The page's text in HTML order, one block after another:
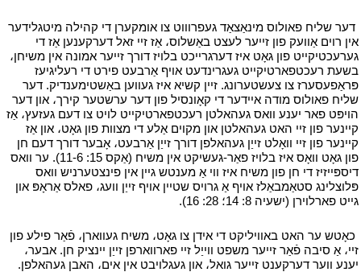
דער שליח פאולוס מינאַצאַד געפרוווט צו אומקערן די קהילה מיטגלידער
אין רוים אַוועק פון זייער לעצט באַשלוס، אַז זיי זאל דערקענען אַז די
גערעכטיקייט פון גאָט איז דערגרייכט בלויז דורך זייער אמונה אין משיחן،
בשעת רעכטפארטיקייט געגרינדעט אויף אַרבעט פירט די רעליגיעז
פּראַפעסערז צו צעשטערונג. זיין קשיא איז געווען באַשטימענדיק. דער
שליח פאולוס מודה איידער די קאָונסיל פון דער ערשטער קירך، און דער
הויפּט פאר יענע וואס געהאלטן רעכטפארטיקייט לויט צו דעם געזעץ، אַז
קיינער פון זיי האט געהאלטן און מקוים אַלע די מצוות פון גאָט، און אַז
קיינער פון זיי וואָלט זייַן געהאלפן דורך זייַן אַרבעט، אָבער דורך דעם חן
פון גאָט וואָס איז בלויז פאַר-געשיקט אין משיח (אַקס 15: 11-6). ער וואס
דיספּייזיז די חן פון משיח איז ווי אַ מענטש גיין אין פינצטערניש וואס
פּלוצלינג סטאַמבאַלז אויף אַ גרויס שטיין אויף זייַן וועג، פאלס אַראָפּ און
גייט פארלוירן (ישעיה 8: 14؛ 28: 16).
כאָטש ער האט באוויליקט די אידן צו גאָט، משיח געווארן، פֿאַר פילע פון ​​
זיי، אַ סיבה פֿאַר זייער משפט ווייַל זיי פארווארפן זייַן יינציק חן. אבער،
יענע ווער דערקענט זייער גואל، און געגלויבט אין אים، האבן געהאלפן.